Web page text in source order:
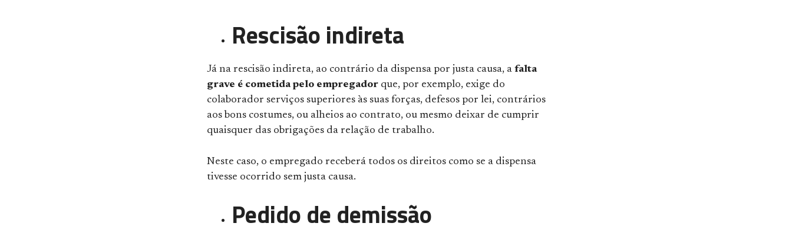
Rescisão indireta
Já na rescisão indireta, ao contrário da dispensa por justa causa, a falta
grave é cometida pelo empregador que, por exemplo, exige do
colaborador serviços superiores às suas forças, defesos por lei, contrários
aos bons costumes, ou alheios ao contrato, ou mesmo deixar de cumprir
quaisquer das obrigações da relação de trabalho.
Neste caso, o empregado receberá todos os direitos como se a dispensa
tivesse ocorrido sem justa causa.
Pedido de demissão